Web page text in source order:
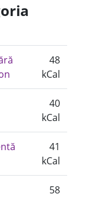
48
kCal
40
kCal
41
kCal
58